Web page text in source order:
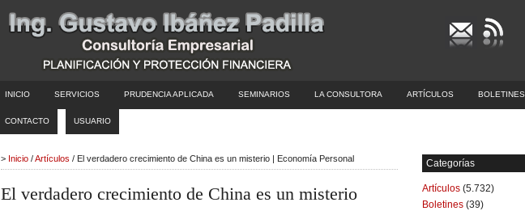
INICIO SERVICIOS PRUDENCIA APLICADA SEMINARIOS LA CONSULTORA ARTÍCULOS BOLETINES
CONTACTO USUARIO
> Inicio /Artículos / El verdadero crecimiento de China es un misterio | Economía Personal
El verdadero crecimiento de China es un misterio
Categorías
Artículos (5.732)
Boletines (39)